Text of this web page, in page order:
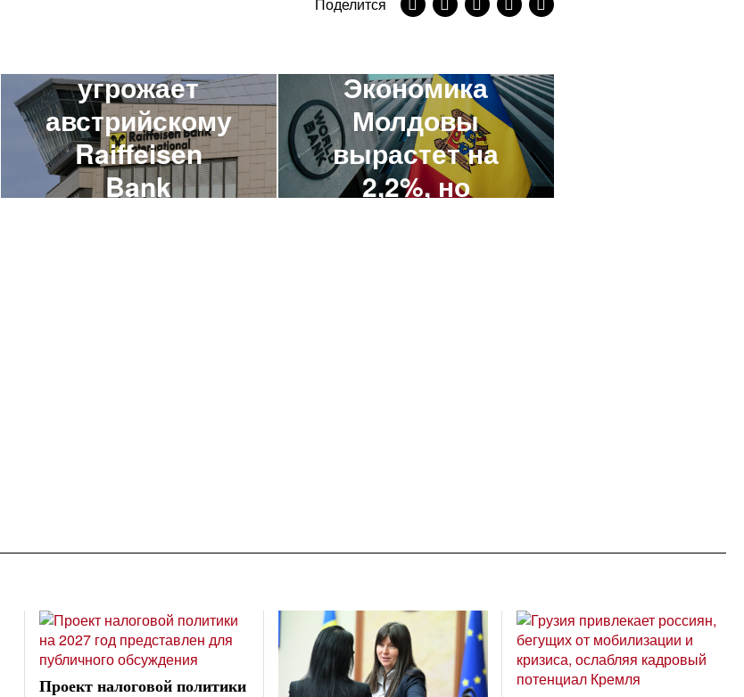
Поделится
угрожает
австрийскому
Raiffeisen
Bank
Всемирный
Экономика
Молдовы
вырастет на
2,2%, но
Проект налоговой политики